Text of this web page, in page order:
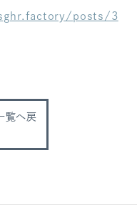
posts/3
覧へ戻